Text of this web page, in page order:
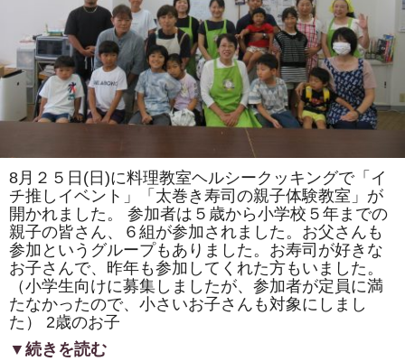
コ
列
車」
「カ
ム
巻
ま
す。
体
験
教
室
も
あ
り
ま
す。
は
8月２５日(日)に料理教室ヘルシークッキングで「イ
チ推しイベント」「太巻き寿司の親子体験教室」が
開かれました。 参加者は５歳から小学校５年までの
親子の皆さん、６組が参加されました。お父さんも
参加というグループもありました。お寿司が好きな
お子さんで、昨年も参加してくれた方もいました。
（小学生向けに募集しましたが、参加者が定員に満
たなかったので、小さいお子さんも対象にしまし
た） 2歳のお子
▼続きを読む